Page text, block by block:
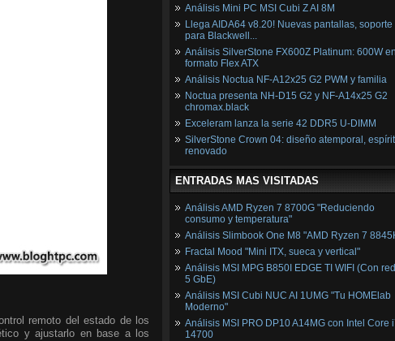
remoto del estado de los
y ajustarlo en base a los
Análisis Mini PC MSI Cubi Z AI 8M
Llega AIDA64 v8.20! Nuevas pantallas, soporte
para Blackwell...
Análisis SilverStone FX600Z Platinum: 600W
formato Flex ATX
Análisis Noctua NF-A12x25 G2 PWM y familia
Noctua presenta NH-D15 G2 y NF-A14x25 G2
chromax.black
Exceleram lanza la serie 42 DDR5 U-DIMM
SilverStone Crown 04: diseño atemporal,
renovado
ENTRADAS MAS VISITADAS
Análisis AMD Ryzen 7 8700G "Reduciendo
consumo y temperatura"
Análisis Slimbook One M8 "AMD Ryzen 7
Fractal Mood "Mini ITX, sueca y vertical"
Análisis MSI MPG B850I EDGE TI WIFI (Con
5 GbE)
Análisis MSI Cubi NUC AI 1UMG "Tu HOMElab
Moderno"
Análisis MSI PRO DP10 A14MG con Intel Core
14700